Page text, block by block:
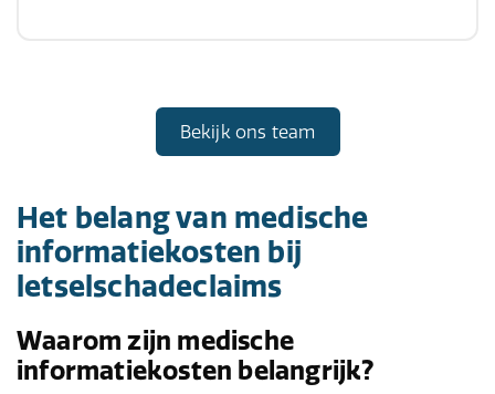
Bekijk ons team
Het belang van medische
informatiekosten bij
letselschadeclaims
Waarom zijn medische
informatiekosten belangrijk?